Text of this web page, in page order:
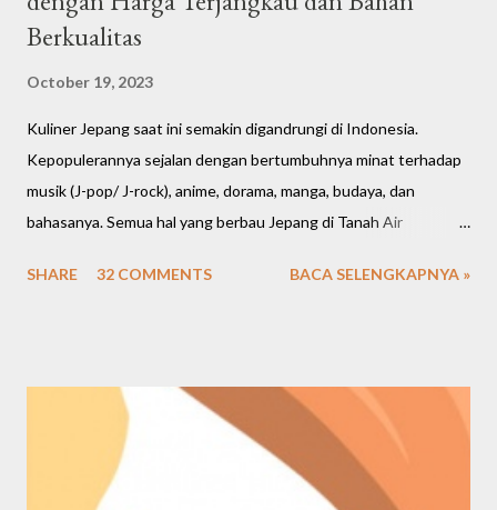
Berkualitas
October 19, 2023
Kuliner Jepang saat ini semakin digandrungi di Indonesia.
Kepopulerannya sejalan dengan bertumbuhnya minat terhadap
musik (J-pop/ J-rock), anime, dorama, manga, budaya, dan
bahasanya. Semua hal yang berbau Jepang di Tanah Air
banyak mengusung tema Jepang, menawarkan banyak pilihan
kasih rekomendasi salah satu kedai/ resto Jepang favorit saya
sejak 2015-an, namanya OTW Sushi.
SHARE 32 COMMENTS BACA SELENGKAPNYA »